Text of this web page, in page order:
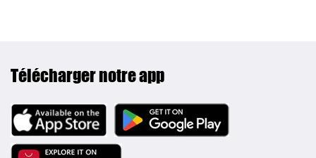
Télécharger notre app
Image Image
Image